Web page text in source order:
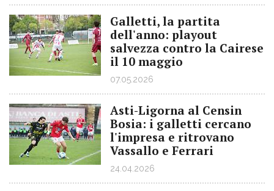
Galletti, la partita
dell'anno: playout
salvezza contro la Cairese
il 10 maggio
07.05.2026
Asti-Ligorna al Censin
Bosia: i galletti cercano
l'impresa e ritrovano
Vassallo e Ferrari
24.04.2026